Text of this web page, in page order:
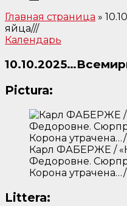
Главная страница »
яйца///
Календарь
Pictura:
Карл ФАБЕРЖЕ /
Федоровне.
Корона утрачена…/
Littera: